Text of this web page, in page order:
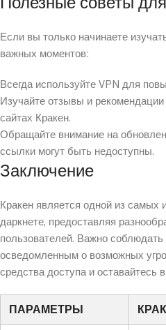
Если вы только начинаете
важных моментов:
Всегда используйте VPN для
Изучайте отзывы и
сайтах Кракен.
Обращайте внимание на
ссылки могут быть недоступны.
Заключение
Кракен является одной из
даркнете, предоставляя
пользователей. Важно
осведомленным о возможных
средства доступа и оставайтесь
ПАРАМЕТРЫ